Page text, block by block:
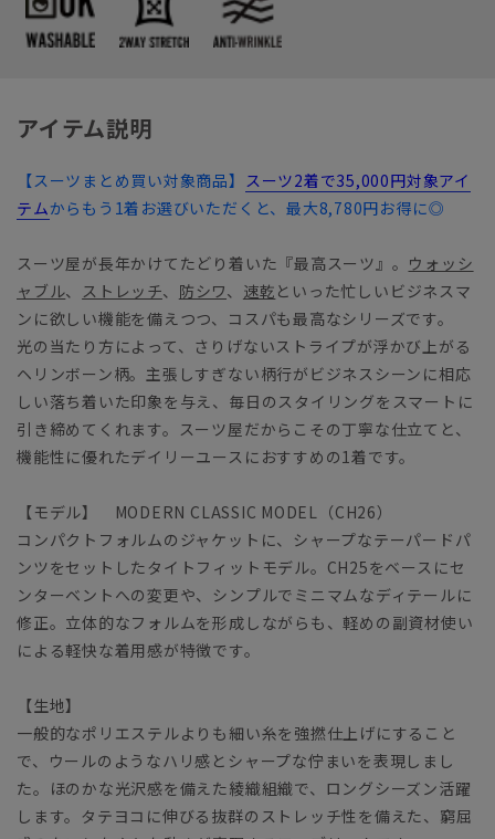
アイテム説明
【スーツまとめ買い対象商品】 スーツ2着で35,000円対象アイ
テムからもう1着お選びいただくと、最大8,780円お得に◎
スーツ屋が長年かけてたどり着いた『最高スーツ』。 ウォッシ
ャブル、 ストレッチ、 防シワ、 速乾 といった忙しいビジネスマ
ンに欲しい機能を備えつつ、コスパも最高なシリーズです。
光の当たり方によって、さりげないストライプが浮かび上がる
ヘリンボーン柄。主張しすぎない柄行がビジネスシーンに相応
しい落ち着いた印象を与え、毎日のスタイリングをスマートに
引き締めてくれます。スーツ屋だからこその丁寧な仕立てと、
機能性に優れたデイリーユースにおすすめの1着です。
【モデル】 MODERN CLASSIC MODEL（CH26）
コンパクトフォルムのジャケットに、シャープなテーパードパ
ンツをセットしたタイトフィットモデル。CH25をベースにセ
ンターベントへの変更や、シンプルでミニマムなディテールに
修正。立体的なフォルムを形成しながらも、軽めの副資材使い
による軽快な着用感が特徴です。
【生地】
一般的なポリエステルよりも細い糸を強撚仕上げにすること
で、ウールのようなハリ感とシャープな佇まいを表現しまし
た。ほのかな光沢感を備えた綾織組織で、ロングシーズン活躍
します。タテヨコに伸びる抜群のストレッチ性を備えた、窮屈